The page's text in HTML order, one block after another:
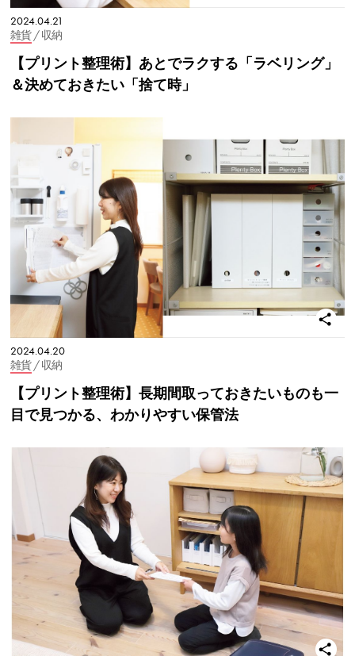
2024.04.21
雑貨/ 収納
【プリント整理術】あとでラクする「ラベリング」
＆決めておきたい「捨て時」
2024.04.20
雑貨/ 収納
【プリント整理術】長期間取っておきたいものも一
目で見つかる、わかりやすい保管法